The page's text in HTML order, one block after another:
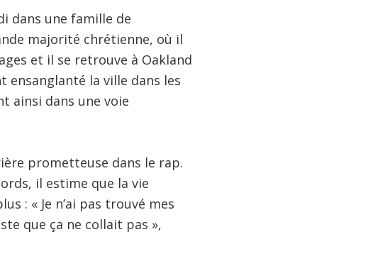
dans une famille de
majorité chrétienne, où il
et il se retrouve à Oakland
la ville dans les
ainsi dans une voie
prometteuse dans le rap.
il estime que la vie
: « Je n’ai pas trouvé mes
que ça ne collait pas »,